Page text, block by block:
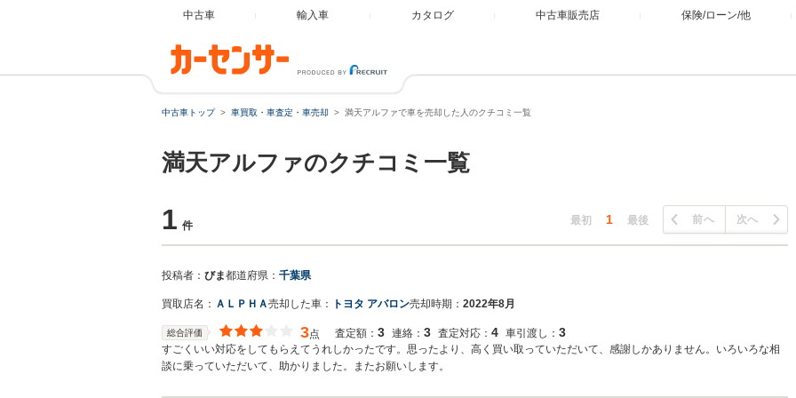
中古車 輸入車 カタログ 中古車販売店 保険/ローン/他
中古車トップ 車買取・車査定・車売却 満天アルファで車を売却した人のクチコミ一覧
満天アルファのクチコミ一覧
1 件 最初 1 最後 前へ 次へ
投稿者： びま都道府県： 千葉県
買取店名： ＡＬＰＨＡ売却した車： トヨタ アバロン売却時期： 2022年8月
総合評価 3点 査定額： 3 連絡： 3 査定対応： 4 車引渡し： 3
すごくいい対応をしてもらえてうれしかったです。思ったより、高く買い取っていただいて、感謝しかありません。いろいろな相
談に乗っていただいて、助かりました。またお願いします。